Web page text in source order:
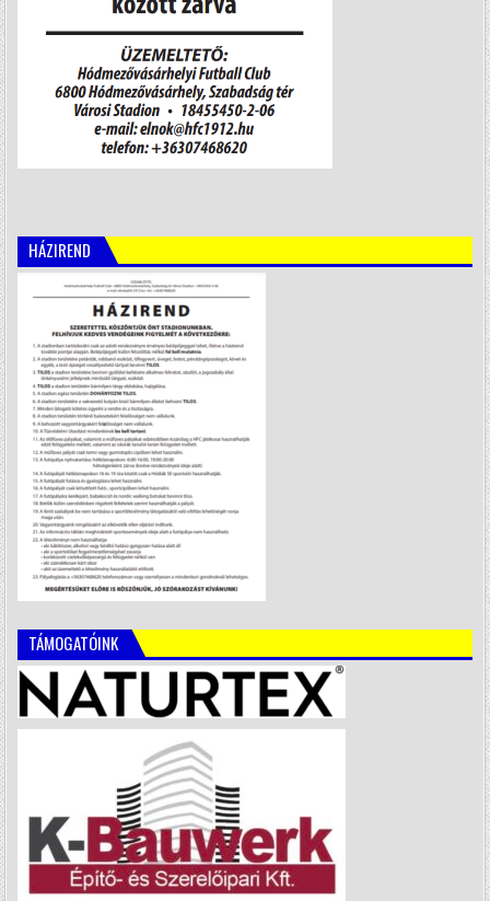
HÁZIREND
TÁMOGATÓINK